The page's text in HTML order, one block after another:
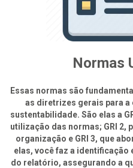
Normas
Essas normas são
as diretrizes gerais para
sustentabilidade. São elas a
utilização das normas; GRI 2,
organização e GRI 3, que
elas, você faz a
do relatório, assegurando a